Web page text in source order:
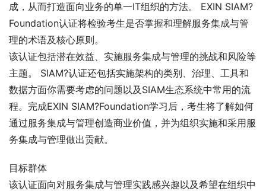
成，从而打造面向业务的单一IT组织的方法。 EXIN SIAM?
Foundation认证将检验考生是否掌握和理解服务集成与管
理的术语及核心原则。
该认证包括潜在效益、实施服务集成与管理的挑战和风险等
主题。 SIAM?认证还包括实施架构的类别、治理、工具和
数据方面你需要考虑的问题以及SIAM生态系统中常用的流
程。完成EXIN SIAM?Foundation学习后，考生将了解如何
通过服务集成与管理创造商业价值，并为组织实施和采用服
务集成与管理做出贡献。
目标群体
该认证面向对服务集成与管理实践感兴趣以及希望在组织中